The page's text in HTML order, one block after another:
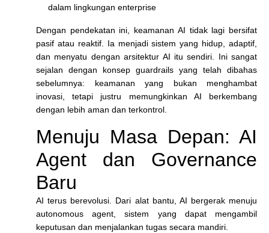
dalam lingkungan enterprise
Dengan pendekatan ini, keamanan AI tidak lagi bersifat
pasif atau reaktif. Ia menjadi sistem yang hidup, adaptif,
dan menyatu dengan arsitektur AI itu sendiri. Ini sangat
sejalan dengan konsep guardrails yang telah dibahas
sebelumnya: keamanan yang bukan menghambat
inovasi, tetapi justru memungkinkan AI berkembang
dengan lebih aman dan terkontrol.
Menuju Masa Depan: AI
Agent dan Governance
Baru
AI terus berevolusi. Dari alat bantu, AI bergerak menuju
autonomous agent, sistem yang dapat mengambil
keputusan dan menjalankan tugas secara mandiri.